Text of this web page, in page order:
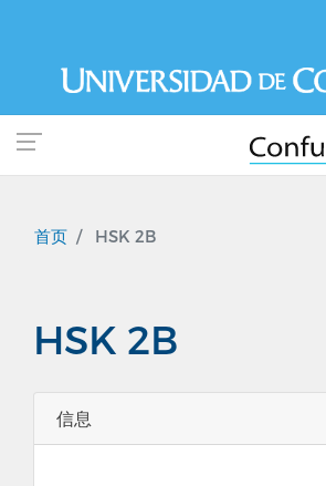
到
内
容
首页 HSK 2B
HSK 2B
信息